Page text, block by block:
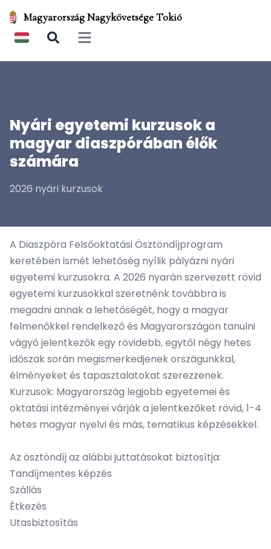
Magyarország Nagykövetsége Tokió
Open main menu
Nyári egyetemi kurzusok a
magyar diaszpórában élők
számára
2026 nyári kurzusok
A Diaszpóra Felsőoktatási Ösztöndíjprogram
keretében ismét lehetőség nyílik pályázni nyári
egyetemi kurzusokra. A 2026 nyarán szervezett rövid
egyetemi kurzusokkal szeretnénk továbbra is
megadni annak a lehetőségét, hogy a magyar
felmenőkkel rendelkező és Magyarországon tanulni
vágyó jelentkezők egy rövidebb, egytől négy hetes
időszak során megismerkedjenek országunkkal,
élményeket és tapasztalatokat szerezzenek.
Kurzusok: Magyarország legjobb egyetemei és
oktatási intézményei várják a jelentkezőket rövid, 1-4
hetes magyar nyelvi és más, tematikus képzésekkel.
Az ösztöndíj az alábbi juttatásokat biztosítja:
Tandíjmentes képzés
Szállás
Étkezés
Utasbiztosítás